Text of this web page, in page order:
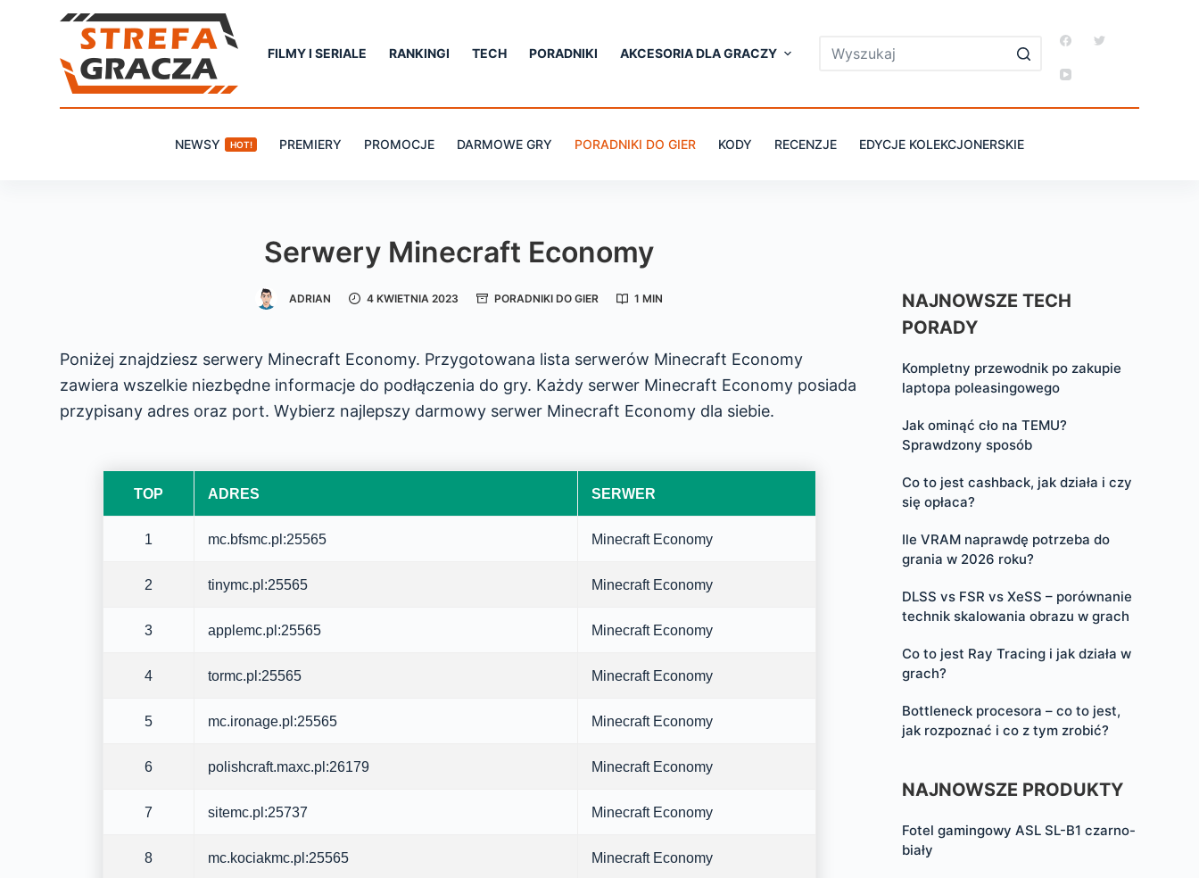
FILMY I SERIALE RANKINGI TECH PORADNIKI AKCESORIA DLA GRACZY
NEWSY HOT! PREMIERY PROMOCJE DARMOWE GRY PORADNIKI DO GIER KODY RECENZJE EDYCJE KOLEKCJONERSKIE
Serwery Minecraft Economy
ADRIAN 4 KWIETNIA 2023 PORADNIKI DO GIER 1 MIN
Poniżej znajdziesz serwery Minecraft Economy. Przygotowana lista serwerów Minecraft Economy
zawiera wszelkie niezbędne informacje do podłączenia do gry. Każdy serwer Minecraft Economy posiada
przypisany adres oraz port. Wybierz najlepszy darmowy serwer Minecraft Economy dla siebie.
TOP ADRES SERWER
1 mc.bfsmc.pl:25565 Minecraft Economy
2 tinymc.pl:25565 Minecraft Economy
3 applemc.pl:25565 Minecraft Economy
4 tormc.pl:25565 Minecraft Economy
5 mc.ironage.pl:25565 Minecraft Economy
6 polishcraft.maxc.pl:26179 Minecraft Economy
7 sitemc.pl:25737 Minecraft Economy
8 mc.kociakmc.pl:25565 Minecraft Economy
NAJNOWSZE TECH
PORADY
Kompletny przewodnik po zakupie
laptopa poleasingowego
Jak ominąć cło na TEMU?
Sprawdzony sposób
Co to jest cashback, jak działa i czy
się opłaca?
Ile VRAM naprawdę potrzeba do
grania w 2026 roku?
DLSS vs FSR vs XeSS – porównanie
technik skalowania obrazu w grach
Co to jest Ray Tracing i jak działa w
grach?
Bottleneck procesora – co to jest,
jak rozpoznać i co z tym zrobić?
NAJNOWSZE PRODUKTY
Fotel gamingowy ASL SL-B1 czarno-
biały